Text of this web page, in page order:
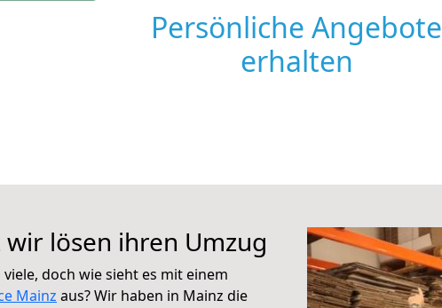
Persönliche Angebote
erhalten
lösen ihren Umzug
doch wie sieht es mit einem
Mainz aus? Wir haben in Mainz die